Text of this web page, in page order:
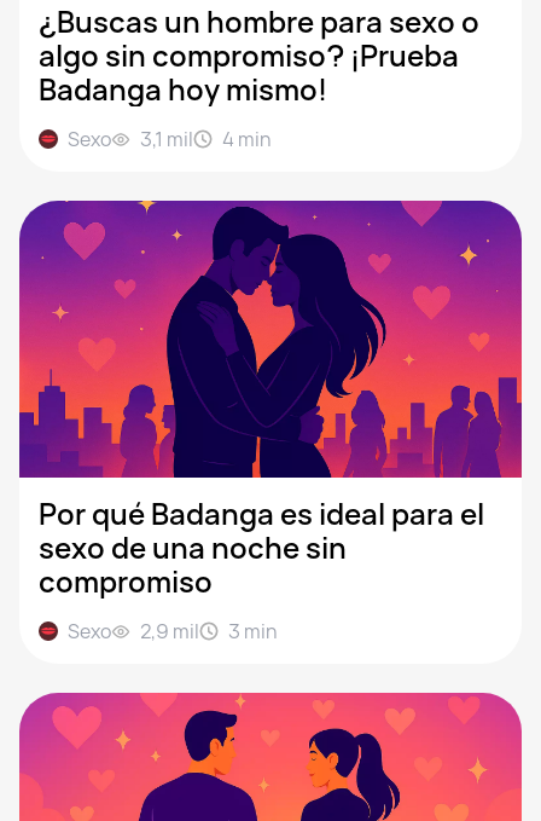
¿Buscas un hombre para sexo o
algo sin compromiso? ¡Prueba
Badanga hoy mismo!
Sexo 3,1 mil 4 min
Por qué Badanga es ideal para el
sexo de una noche sin
compromiso
Sexo 2,9 mil 3 min